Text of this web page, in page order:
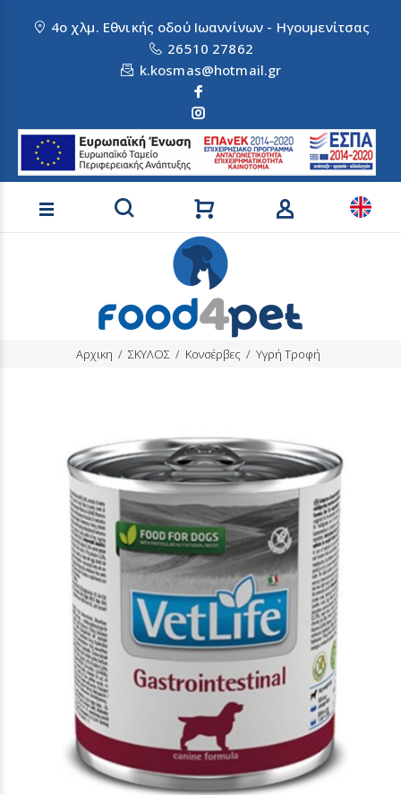
4ο χλμ. Εθνικής οδού Ιωαννίνων - Ηγουμενίτσας
26510 27862
k.kosmas@hotmail.gr
Αναζήτηση προϊόντων
Αρχικη ΣΚΥΛΟΣ Κονσέρβες Υγρή Τροφή